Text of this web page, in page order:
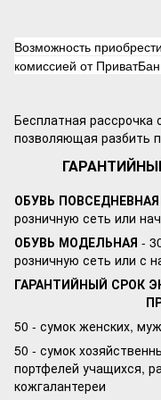
Возможность
комиссией от
Бесплатная рассрочка
позволяющая разбить
ОБУВЬ ПОВСЕДНЕВНАЯ
розничную сеть или
ОБУВЬ МОДЕЛЬНАЯ -
розничную сеть или с
ГАРАНТИЙНЫЙ СРОК
50 - сумок женских,
50 - сумок
портфелей учащихся,
кожгалантереи